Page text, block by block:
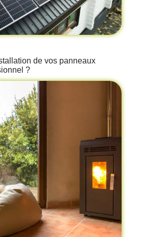
de vos panneaux
?